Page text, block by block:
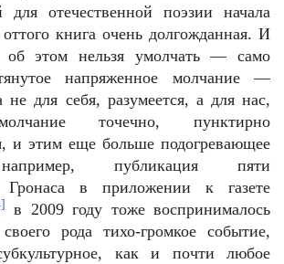
для отечественной поэзии начала
книга очень долгожданная. И
об этом нельзя умолчать — само
напряженное молчание —
не для себя, разумеется, а для нас,
точечно, пунктирно
и этим еще больше подогревающее
публикация пяти
Гронаса в приложении к газете
в 2009 году тоже воспринималось
рода тихо-громкое событие,
как и почти любое